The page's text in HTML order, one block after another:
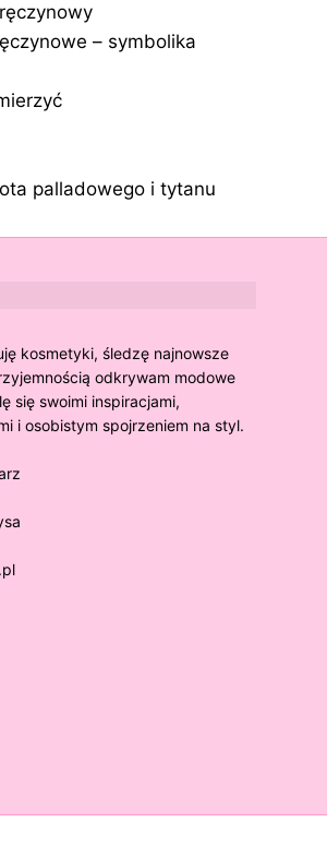
– symbolika
palladowego i tytanu
kosmetyki, śledzę najnowsze
odkrywam modowe
się swoimi inspiracjami,
i osobistym spojrzeniem na styl.